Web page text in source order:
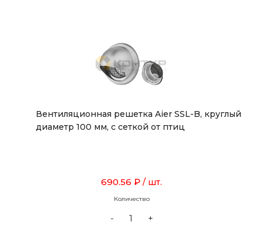
Вентиляционная решетка Aier SSL-B, круглый
диаметр 100 мм, с сеткой от птиц
690.56 ₽ / шт.
Количество
- +